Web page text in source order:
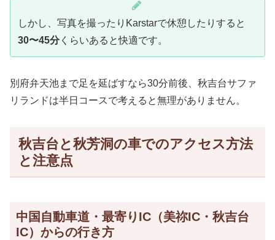
しかし、写真を撮ったりKarstarで休憩したりすると
30〜45分くらいあると快適です。
別府弁天池まで足を延ばすなら30分前後、秋吉台サファ
リランドは半日コースで考えると無理がありません。
秋吉台と秋芳洞の車でのアクセス方法
と注意点
中国自動車道・最寄りIC（美祢IC・秋吉台
IC）からの行き方